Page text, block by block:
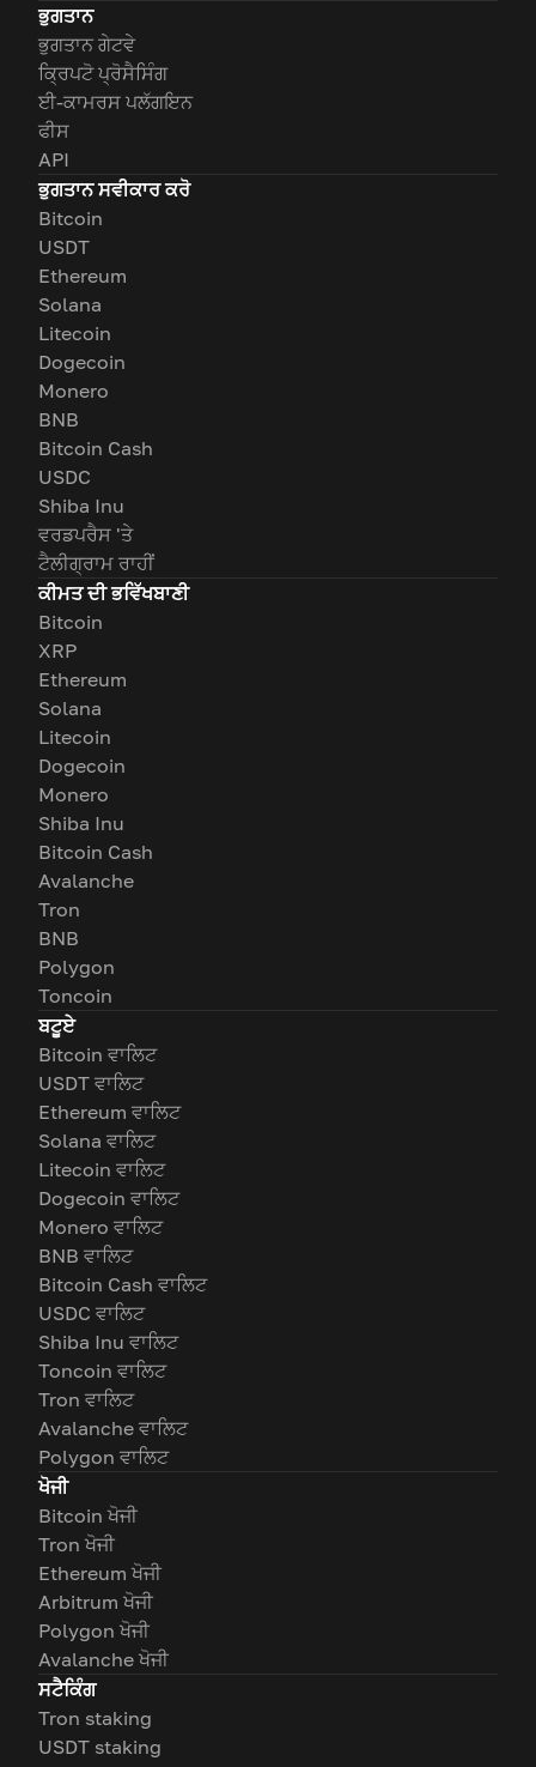
ਭੁਗਤਾਨ
ਭੁਗਤਾਨ ਗੇਟਵੇ
ਕ੍ਰਿਪਟੋ ਪ੍ਰੋਸੈਸਿੰਗ
ਈ-ਕਾਮਰਸ ਪਲੱਗਇਨ
ਫੀਸ
API
ਭੁਗਤਾਨ ਸਵੀਕਾਰ ਕਰੋ
Bitcoin
USDT
Ethereum
Solana
Litecoin
Dogecoin
Monero
BNB
Bitcoin Cash
USDC
Shiba Inu
ਵਰਡਪਰੈਸ 'ਤੇ
ਟੈਲੀਗ੍ਰਾਮ ਰਾਹੀਂ
ਕੀਮਤ ਦੀ ਭਵਿੱਖਬਾਣੀ
Bitcoin
XRP
Ethereum
Solana
Litecoin
Dogecoin
Monero
Shiba Inu
Bitcoin Cash
Avalanche
Tron
BNB
Polygon
Toncoin
ਬਟੂਏ
Bitcoin ਵਾਲਿਟ
USDT ਵਾਲਿਟ
Ethereum ਵਾਲਿਟ
Solana ਵਾਲਿਟ
Litecoin ਵਾਲਿਟ
Dogecoin ਵਾਲਿਟ
Monero ਵਾਲਿਟ
BNB ਵਾਲਿਟ
Bitcoin Cash ਵਾਲਿਟ
USDC ਵਾਲਿਟ
Shiba Inu ਵਾਲਿਟ
Toncoin ਵਾਲਿਟ
Tron ਵਾਲਿਟ
Avalanche ਵਾਲਿਟ
Polygon ਵਾਲਿਟ
ਖੋਜੀ
Bitcoin ਖੋਜੀ
Tron ਖੋਜੀ
Ethereum ਖੋਜੀ
Arbitrum ਖੋਜੀ
Polygon ਖੋਜੀ
Avalanche ਖੋਜੀ
ਸਟੈਕਿੰਗ
Tron staking
USDT staking